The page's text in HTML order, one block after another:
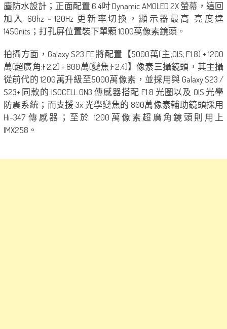
塵防水設計；正面配置 6.4吋 Dynamic AMOLED 2X 螢幕，這回
加入 60hz ~ 120Hz 更新率切換，顯示器最高 亮度達
1450nits；打孔屏位置裝下單顆 1000萬像素鏡頭。
拍攝方面，Galaxy S23 FE 將配置【5000萬(主;OIS; F1.8) + 1200
萬(超廣角;F2.2) + 800萬(變焦;F2.4)】像素三攝鏡頭，其主攝
從前代的 1200萬升級至5000萬像素，並採用與 Galaxy S23 /
S23+ 同款的 ISOCELL GN3 傳感器搭配 F1.8 光圈以及 OIS 光學
防震系統；而支援 3x 光學變焦的 800萬像素輔助鏡頭採用
Hi-347 傳感器；至於 1200萬像素超廣角鏡頭則用上
IMX258。